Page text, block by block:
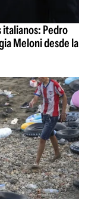
italianos: Pedro
Meloni desde la